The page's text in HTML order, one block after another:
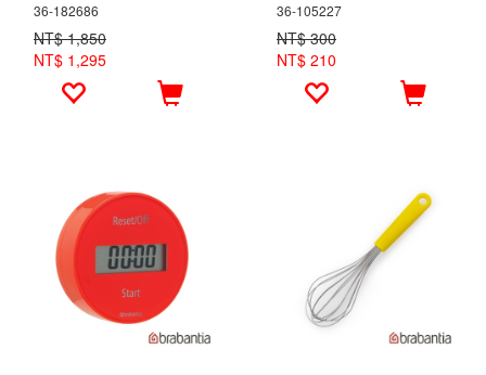
36-182686
NT$ 1,850
NT$ 1,295
36-105227
NT$ 300
NT$ 210